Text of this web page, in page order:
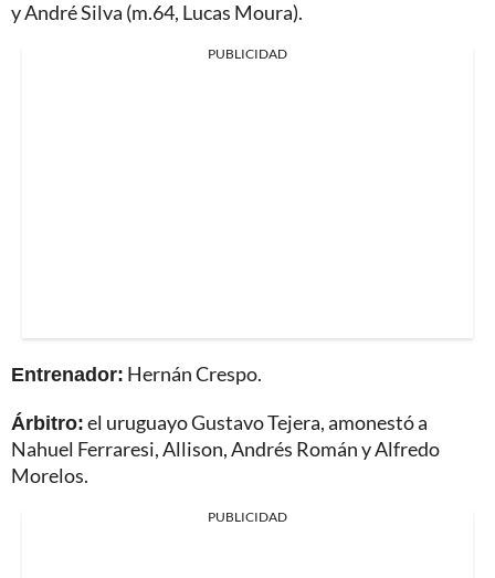
y André Silva (m.64, Lucas Moura).
PUBLICIDAD
Entrenador: Hernán Crespo.
Árbitro:el uruguayo Gustavo Tejera, amonestó a
Nahuel Ferraresi, Allison, Andrés Román y Alfredo
Morelos.
PUBLICIDAD